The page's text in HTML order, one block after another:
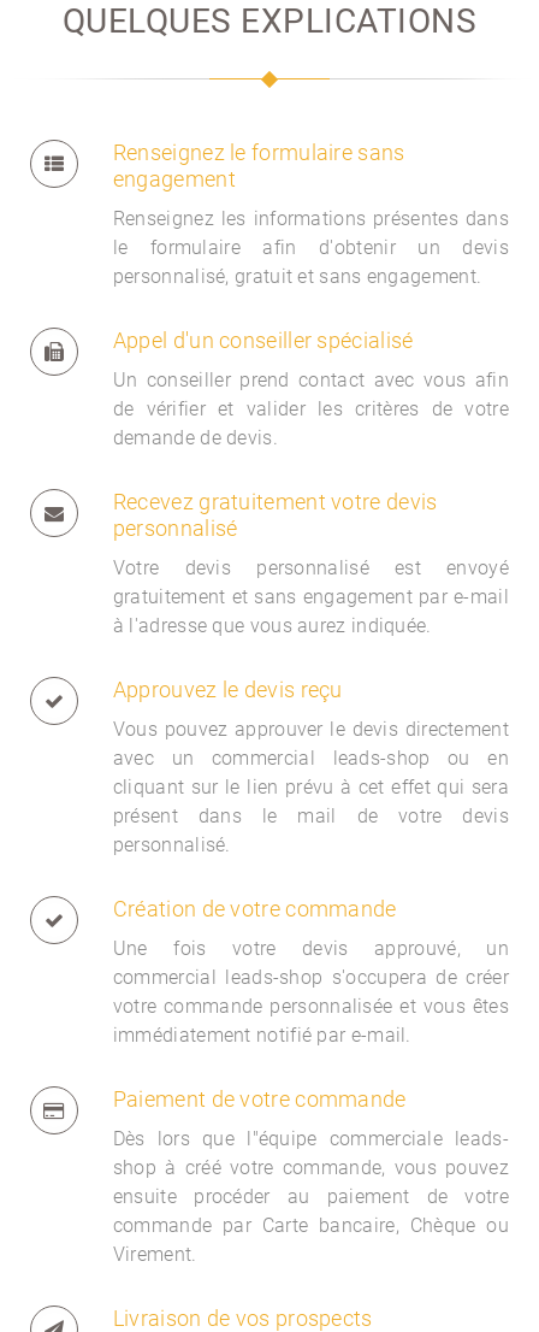
QUELQUES EXPLICATIONS
Renseignez le formulaire sans
engagement
Renseignez les informations présentes dans
le formulaire afin d'obtenir un devis
personnalisé, gratuit et sans engagement.
Appel d'un conseiller spécialisé
Un conseiller prend contact avec vous afin
de vérifier et valider les critères de votre
demande de devis.
Recevez gratuitement votre devis
personnalisé
Votre devis personnalisé est envoyé
gratuitement et sans engagement par e-mail
à l'adresse que vous aurez indiquée.
Approuvez le devis reçu
Vous pouvez approuver le devis directement
avec un commercial leads-shop ou en
cliquant sur le lien prévu à cet effet qui sera
présent dans le mail de votre devis
personnalisé.
Création de votre commande
Une fois votre devis approuvé, un
commercial leads-shop s'occupera de créer
votre commande personnalisée et vous êtes
immédiatement notifié par e-mail.
Paiement de votre commande
Dès lors que l"équipe commerciale leads-
shop à créé votre commande, vous pouvez
ensuite procéder au paiement de votre
commande par Carte bancaire, Chèque ou
Virement.
Livraison de vos prospects